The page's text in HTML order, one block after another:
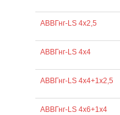
АВВГнг-LS 4х2,5
АВВГнг-LS 4х4
АВВГнг-LS 4х4+1х2,5
АВВГнг-LS 4х6+1х4